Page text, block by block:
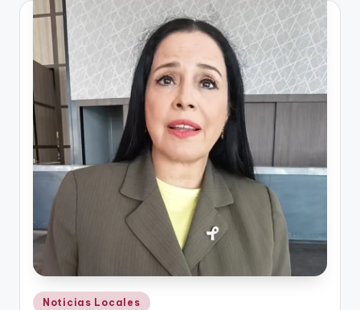
p
e
s
s
Publicado
Noticias Locales